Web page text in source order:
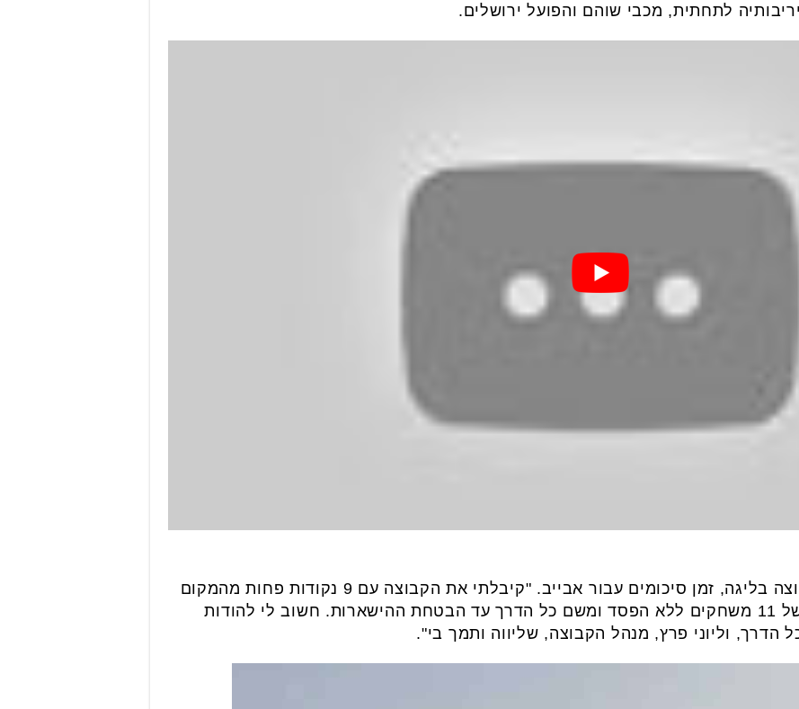
לתחתית, מכבי שוהם והפועל ירושלים.
לאחר שהבטיח את הישארות הקבוצה בליגה, זמן סיכומים עבור אבייב. "קיבלתי את הקבוצה עם 9 נקודות פחות מהמקום
שמבטיח הישרדות. התחלנו רצף של 11 משחקים ללא הפסד ומשם כל הדרך עד הבטחת ההישארות. חשוב לי להודות
הדרך, וליוני פרץ, מנהל הקבוצה, שליווה ותמך בי".